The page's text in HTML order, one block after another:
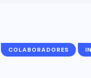
COLABORADORES